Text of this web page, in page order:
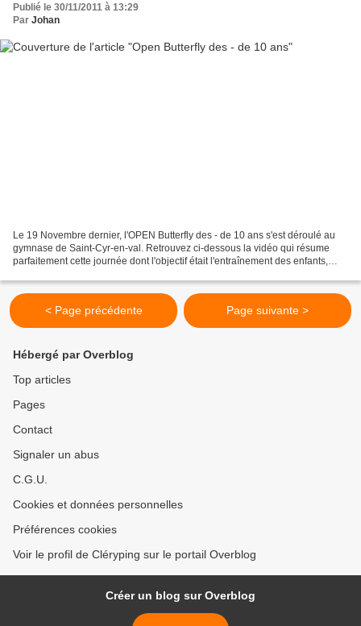
Publié le 30/11/2011 à 13:29
Par Johan
Le 19 Novembre dernier, l'OPEN Butterfly des - de 10 ans s'est déroulé au
gymnase de Saint-Cyr-en-val. Retrouvez ci-dessous la vidéo qui résume
parfaitement cette journée dont l'objectif était l'entraînement des enfants,
< Page précédente Page suivante >
Hébergé par Overblog
Top articles
Pages
Contact
Signaler un abus
C.G.U.
Cookies et données personnelles
Préférences cookies
Voir le profil de Cléryping sur le portail Overblog
Créer un blog sur Overblog